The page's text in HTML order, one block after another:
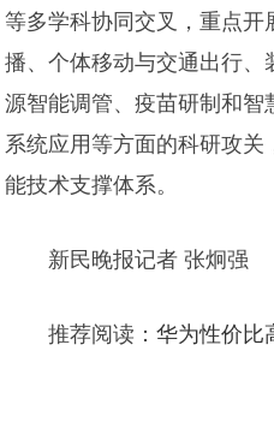
等多学科协同交叉，重点
播、个体移动与交通出行
源智能调管、疫苗研制和智
系统应用等方面的科研攻
能技术支撑体系。
新民晚报记者 张炯强
推荐阅读：华为性价比